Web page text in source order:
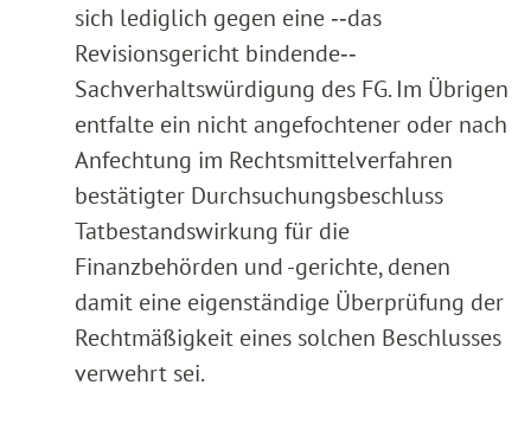
sich lediglich gegen eine ‑‑das
Revisionsgericht bindende‑‑
Sachverhaltswürdigung des FG. Im Übrigen
entfalte ein nicht angefochtener oder nach
Anfechtung im Rechtsmittelverfahren
bestätigter Durchsuchungsbeschluss
Tatbestandswirkung für die
Finanzbehörden und -gerichte, denen
damit eine eigenständige Überprüfung der
Rechtmäßigkeit eines solchen Beschlusses
verwehrt sei.